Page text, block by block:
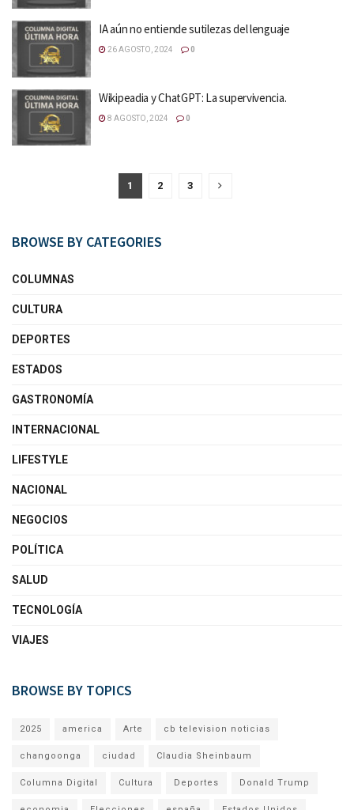
IA aún no entiende sutilezas del lenguaje
26 AGOSTO, 2024 0
Wikipeadia y ChatGPT: La supervivencia.
8 AGOSTO, 2024 0
1 2 3
BROWSE BY CATEGORIES
COLUMNAS
CULTURA
DEPORTES
ESTADOS
GASTRONOMÍA
INTERNACIONAL
LIFESTYLE
NACIONAL
NEGOCIOS
POLÍTICA
SALUD
TECNOLOGÍA
VIAJES
BROWSE BY TOPICS
2025 america Arte cb television noticias
changoonga ciudad Claudia Sheinbaum
Columna Digital Cultura Deportes Donald Trump